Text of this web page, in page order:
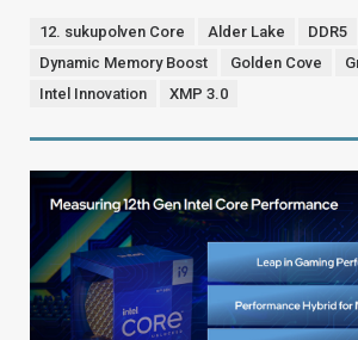
12. sukupolven Core Alder Lake
DDR5
Dynamic Memory Boost
Golden Cove
Intel Innovation
XMP 3.0